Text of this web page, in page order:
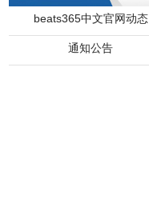
beats365中文官网动态
通知公告